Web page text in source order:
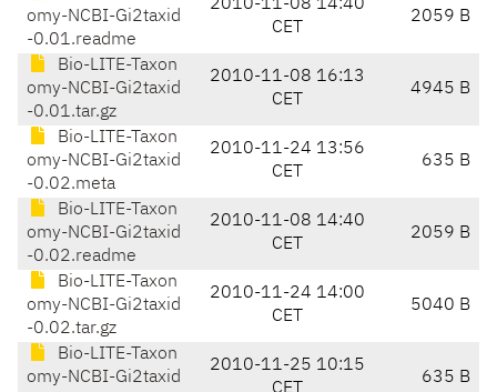
omy-NCBI-Gi2taxid
-0.01.readme
2010-11-08 14:40
CET
2059 B
Bio-LITE-Taxon
omy-NCBI-Gi2taxid
-0.01.tar.gz
2010-11-08 16:13
CET
4945 B
Bio-LITE-Taxon
omy-NCBI-Gi2taxid
-0.02.meta
2010-11-24 13:56
CET
635 B
Bio-LITE-Taxon
omy-NCBI-Gi2taxid
-0.02.readme
2010-11-08 14:40
CET
2059 B
Bio-LITE-Taxon
omy-NCBI-Gi2taxid
-0.02.tar.gz
2010-11-24 14:00
CET
5040 B
Bio-LITE-Taxon
omy-NCBI-Gi2taxid
2010-11-25 10:15
635 B